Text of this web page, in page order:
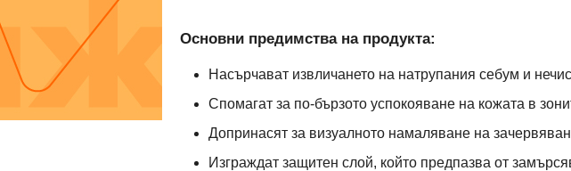
Основни предимства на продукта:
Насърчават извличането на натрупания себум и
Спомагат за по-бързото успокояване на кожата в
Допринасят за визуалното намаляване на
Изграждат защитен слой, който предпазва от